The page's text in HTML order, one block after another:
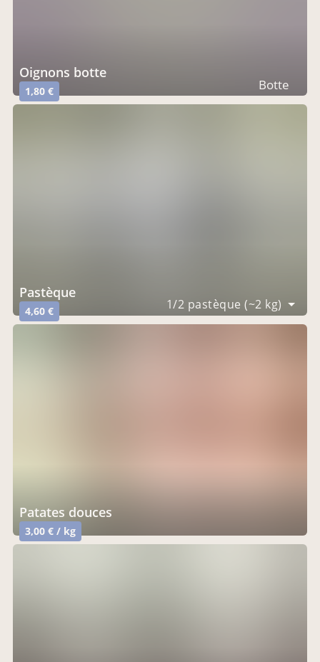
oignons botte
1,80 € Botte
pastèque
4,60 € 1/2 pastèque (~2 kg)
patates douces
3,00 € / kg